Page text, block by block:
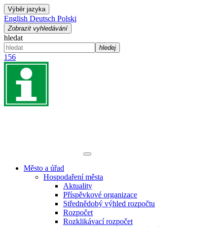
Výběr jazyka
English Deutsch Polski
Zobrazit vyhledávání
hledat
hledej
156
Město a úřad
Hospodaření města
Aktuality
Příspěvkové organizace
Střednědobý výhled rozpočtu
Rozpočet
Rozklikávací rozpočet